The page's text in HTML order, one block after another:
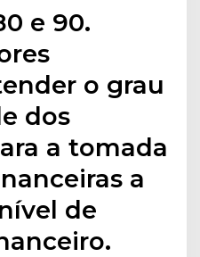
e 90.
o grau
dos
a tomada
a
de